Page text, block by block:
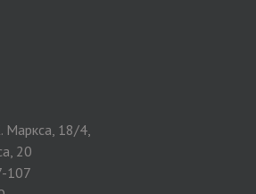
Маркса, 18/4,
20
107